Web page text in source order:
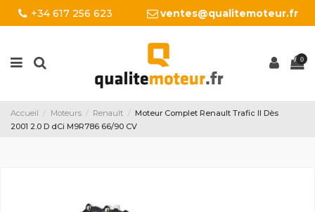
+34 617 256 623 ventes@qualitemoteur.fr
0
Accueil Moteurs Renault
Moteur Complet Renault Trafic II Dès
2001 2.0 D dCi M9R786 66/90 CV